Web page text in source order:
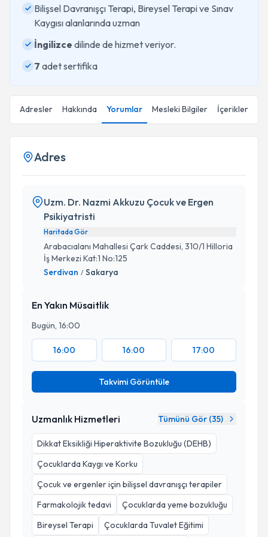
Bilişsel Davranışçı Terapi, Bireysel Terapi ve Sınav
Kaygısı alanlarında uzman
İngilizce dilinde de hizmet veriyor.
7 adet sertifika
Adresler Hakkında Yorumlar Mesleki Bilgiler İçerikler
Adres
Uzm. Dr. Nazmi Akkuzu Çocuk ve Ergen
Psikiyatristi
Haritada Gör
Arabacıalanı Mahallesi Çark Caddesi, 310/1 Hilloria
İş Merkezi Kat:1 No:125
Serdivan / Sakarya
En Yakın Müsaitlik
Bugün, 16:00
16:00 16:00 17:00
Takvimi Görüntüle
Uzmanlık Hizmetleri Tümünü Gör (35)
Dikkat Eksikliği Hiperaktivite Bozukluğu (DEHB)
Çocuklarda Kaygı ve Korku
Çocuk ve ergenler için bilişsel davranışçı terapiler
Farmakolojik tedavi
Çocuklarda yeme bozukluğu
Bireysel Terapi
Çocuklarda Tuvalet Eğitimi